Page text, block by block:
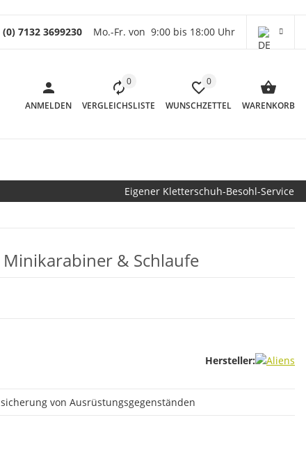
(0) 7132 3699230 Mo.-Fr. von 9:00 bis 18:00 Uhr
ANMELDEN
0
VERGLEICHSLISTE
0
WUNSCHZETTEL WARENKORB
Eigener Kletterschuh-Besohl-Service
& Schlaufe
Hersteller:
von Ausrüstungsgegenständen